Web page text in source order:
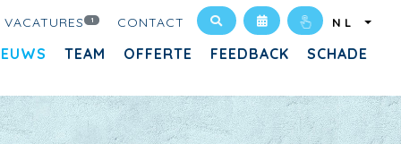
VACATURES 1 CONTACT NL
TEAM OFFERTE FEEDBACK SCHADE